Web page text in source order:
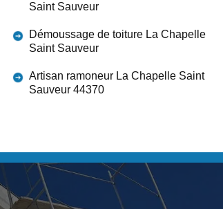
Saint Sauveur
Démoussage de toiture La Chapelle
Saint Sauveur
Artisan ramoneur La Chapelle Saint
Sauveur 44370